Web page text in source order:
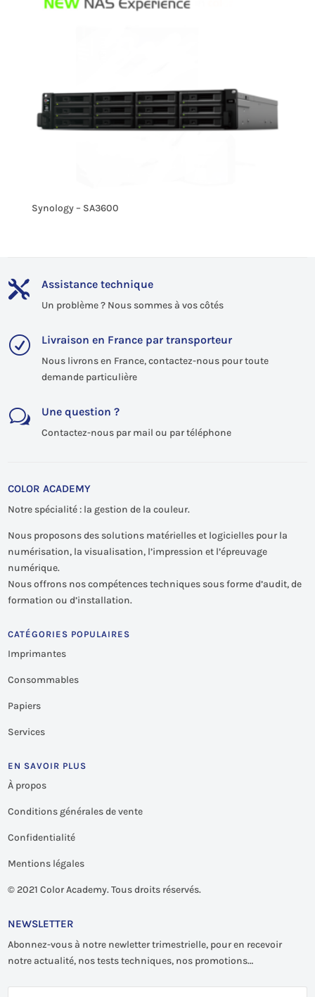
Synology – SA3600
 Assistance technique
Un problème ? Nous sommes à vos côtés
R Livraison en France par transporteur
Nous livrons en France, contactez-nous pour toute
demande particulière
w Une question ?
Contactez-nous par mail ou par téléphone
COLOR ACADEMY
Notre spécialité : la gestion de la couleur.
Nous proposons des solutions matérielles et logicielles pour la
numérisation, la visualisation, l’impression et l’épreuvage
numérique.
Nous offrons nos compétences techniques sous forme d’audit, de
formation ou d’installation.
CATÉGORIES POPULAIRES
Imprimantes
Consommables
Papiers
Services
EN SAVOIR PLUS
À propos
Conditions générales de vente
Confidentialité
Mentions légales
© 2021 Color Academy. Tous droits réservés.
NEWSLETTER
Abonnez-vous à notre newletter trimestrielle, pour en recevoir
notre actualité, nos tests techniques, nos promotions…